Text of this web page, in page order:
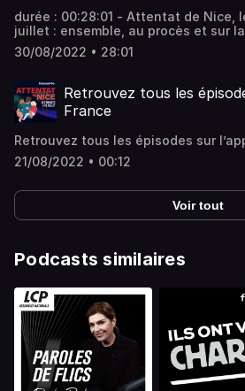
durée : 00:28:01 - Attentat de Nice,
juillet : ensemble, au procès et sur
Anglais (5/5) - Le procès de
86 morts le 14 juillet 2016, s’ouvre.
Quelles sont leurs attentes pour le
rapport aujourd’hui à
Anglais ? Vous aimez ce podcast ? Pour écouter tous les
France.
30/08/2022 • 28:01
Retrouvez tous les
France
Retrouvez tous les épisodes sur
21/08/2022 • 00:12
Voir tout
Podcasts similaires